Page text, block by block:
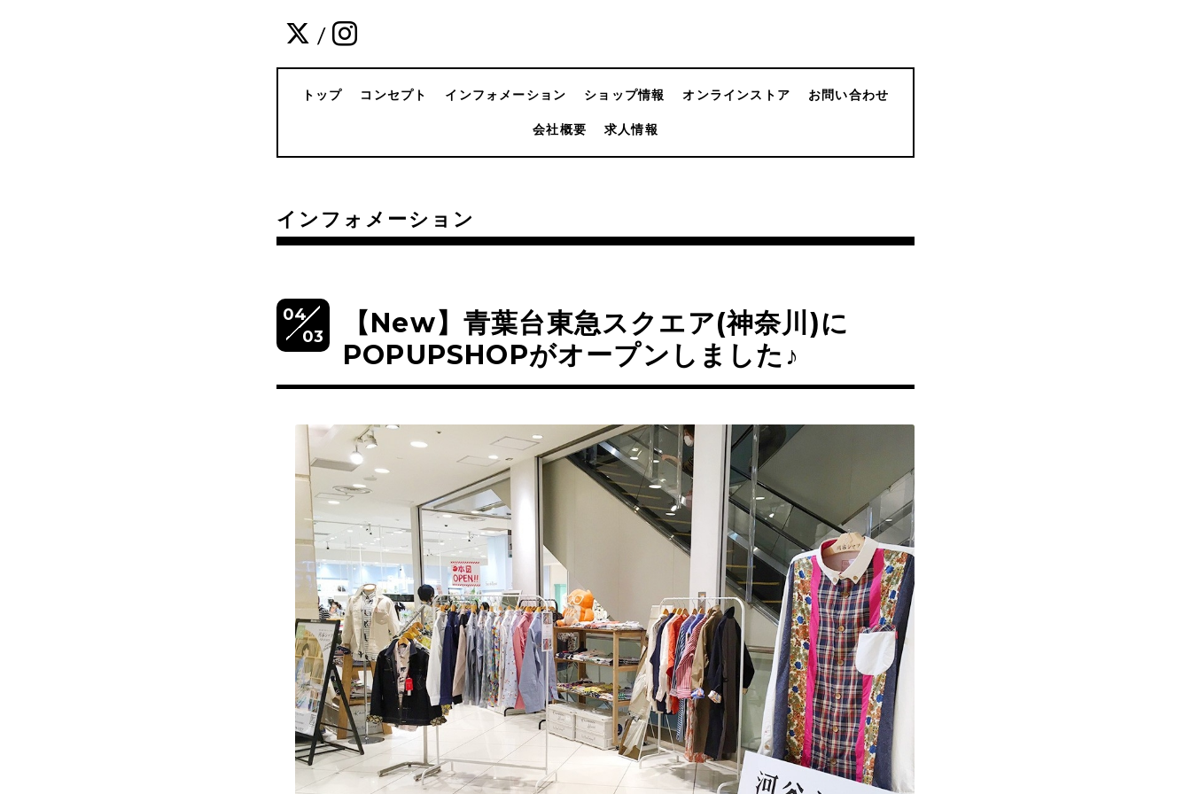
/
トップ コンセプト インフォメーション ショップ情報 オンラインストア お問い合わせ
会社概要 求人情報
インフォメーション
04
03
【New】青葉台東急スクエア(神奈川)に
POPUPSHOPがオープンしました♪